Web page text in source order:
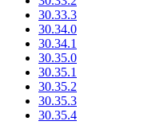
30.33.3
30.34.0
30.34.1
30.35.0
30.35.1
30.35.2
30.35.3
30.35.4